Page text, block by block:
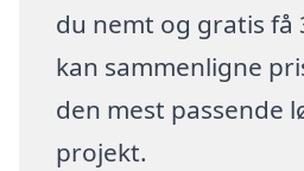
du nemt og gratis få
kan sammenligne
den mest passende
projekt.